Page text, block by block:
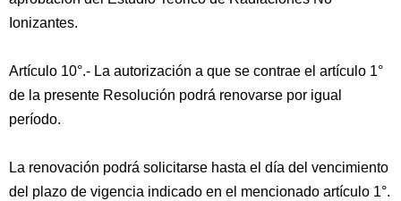
Ionizantes.
Artículo 10°.- La autorización a que se contrae el artículo 1°
de la presente Resolución podrá renovarse por igual
período.
La renovación podrá solicitarse hasta el día del vencimiento
del plazo de vigencia indicado en el mencionado artículo 1°.